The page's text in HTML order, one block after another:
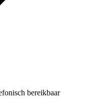
bereikbaar